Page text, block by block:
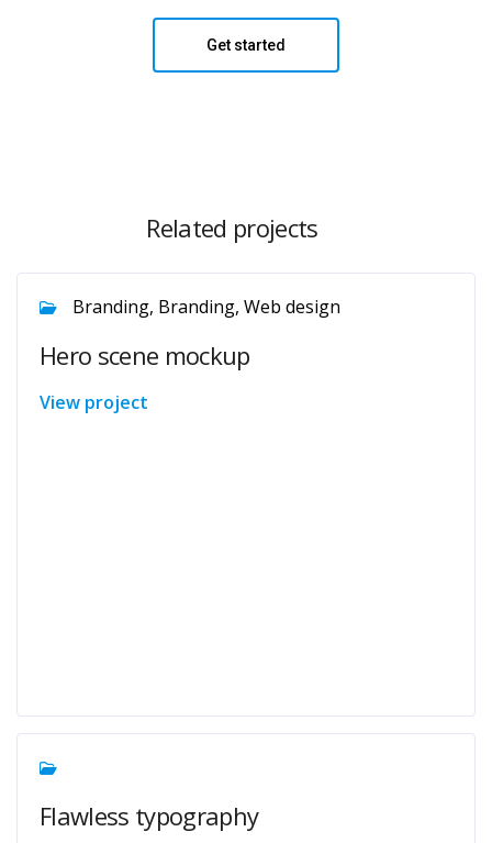
Get started
Related projects
Branding, Branding, Web design
Hero scene mockup
View project
Flawless typography